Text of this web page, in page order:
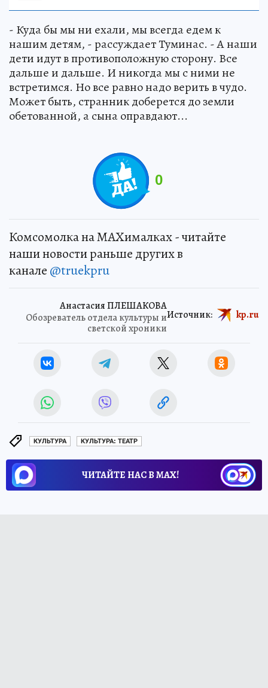
- Куда бы мы ни ехали, мы всегда едем к
нашим детям, - рассуждает Туминас. - А наши
дети идут в противоположную сторону. Все
дальше и дальше. И никогда мы с ними не
встретимся. Но все равно надо верить в чудо.
Может быть, странник доберется до земли
обетованной, а сына оправдают...
0
Комсомолка на MAXималках - читайте
наши новости раньше других в
канале @truekpru
Анастасия ПЛЕШАКОВА
Обозреватель отдела культуры и
светской хроники
Источник: kp.ru
КУЛЬТУРА КУЛЬТУРА: ТЕАТР
ЧИТАЙТЕ НАС В МАХ!